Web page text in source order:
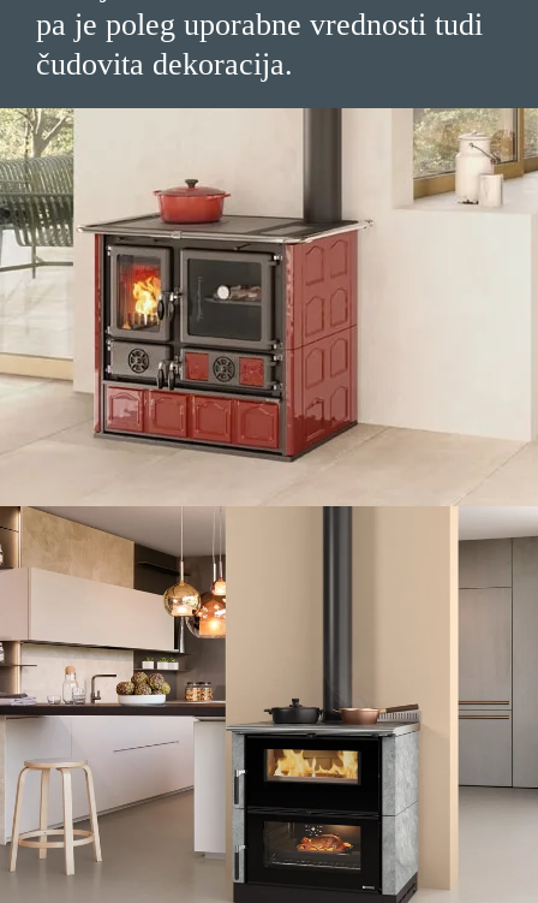
pa je poleg uporabne vrednosti tudi
čudovita dekoracija.